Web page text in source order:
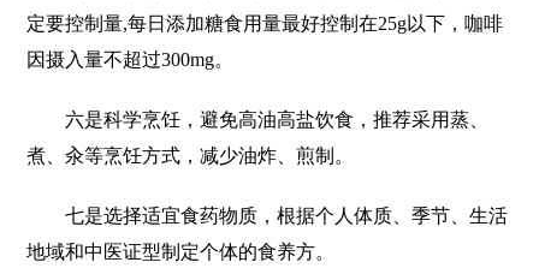
定要控制量,每日添加糖食用量最好控制在25g以下，咖啡
因摄入量不超过300mg。
六是科学烹饪，避免高油高盐饮食，推荐采用蒸、
煮、汆等烹饪方式，减少油炸、煎制。
七是选择适宜食药物质，根据个人体质、季节、生活
地域和中医证型制定个体的食养方。